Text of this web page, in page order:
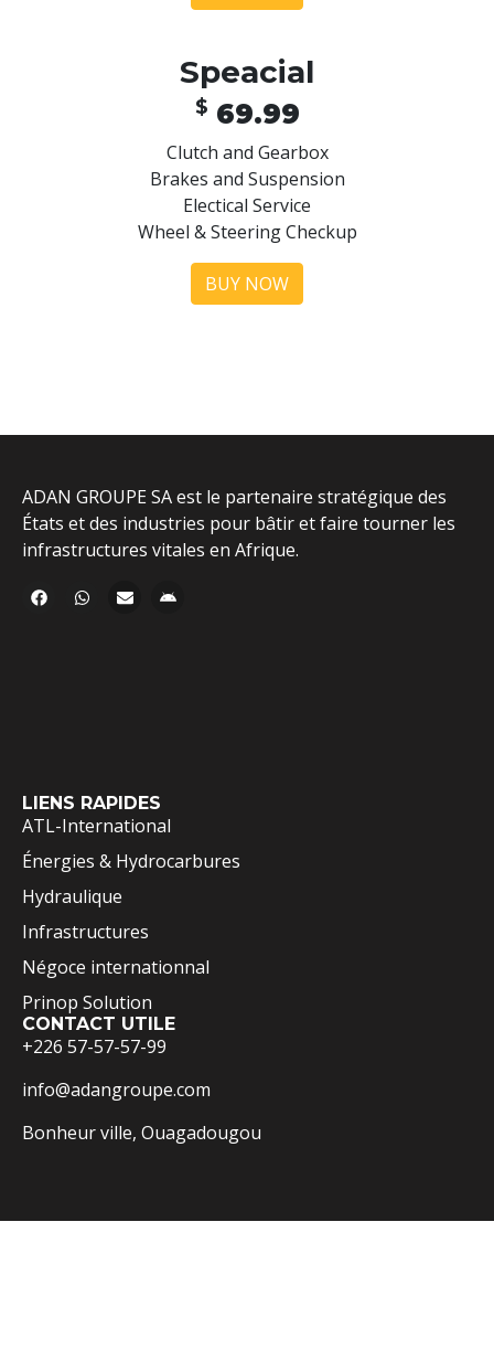
Speacial
$ 69.99
Clutch and Gearbox
Brakes and Suspension
Electical Service
Wheel & Steering Checkup
BUY NOW
ADAN GROUPE SA est le partenaire stratégique des
États et des industries pour bâtir et faire tourner les
infrastructures vitales en Afrique.
LIENS RAPIDES
ATL-International
Énergies & Hydrocarbures
Hydraulique
Infrastructures
Négoce internationnal
Prinop Solution
CONTACT UTILE
+226 57-57-57-99
info@adangroupe.com
Bonheur ville, Ouagadougou